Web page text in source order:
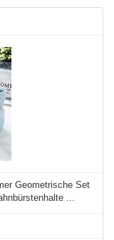
Geometrische Set
...